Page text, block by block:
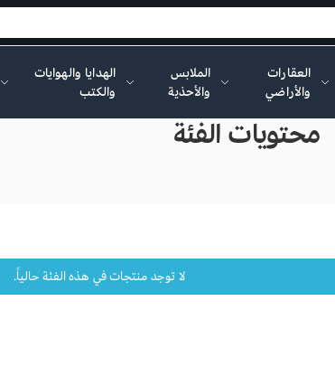
العقارات
والأراضي
الملابس
والأحذية
الهدايا والهوايات
والكتب
محتويات الفئة
لا توجد منتجات في هذه الفئة حالياً.